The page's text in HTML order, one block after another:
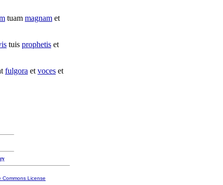
tuam magnam et
tuis prophetis et
fulgora et voces et
Commons License